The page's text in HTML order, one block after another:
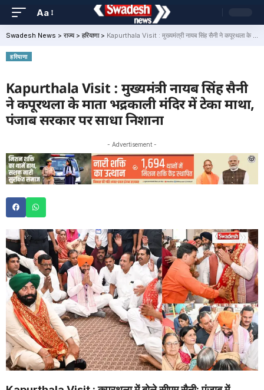
Aa
Swadesh News > राज्य> हरियाणा> Kapurthala Visit : मुख्यमंत्री नायब सिंह सैनी ने कपूरथला के माता भद्रकाली मंदिर में टेका माथा, पंजाब सरकार पर साधा निशाना
हरियाणा
Kapurthala Visit : मुख्यमंत्री नायब सिंह सैनी
ने कपूरथला के माता भद्रकाली मंदिर में टेका माथा,
पंजाब सरकार पर साधा निशाना
- Advertisement -